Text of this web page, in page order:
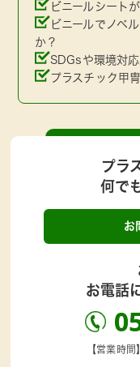
ビニールシート
ビニールでノベ
か？
SDGsや環境対
プラスチック甲
プラ
何で
お
お電話
【営業時